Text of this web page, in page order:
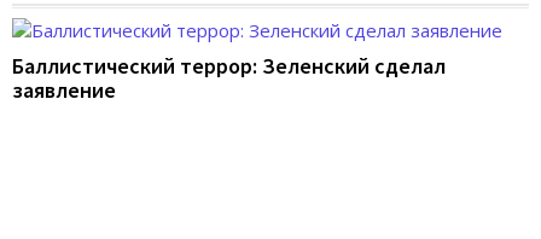
Баллистический террор: Зеленский сделал
заявление